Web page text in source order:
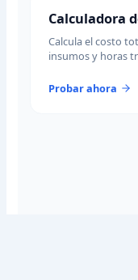
Calculadora
Calcula el costo
insumos y horas
Probar ahora